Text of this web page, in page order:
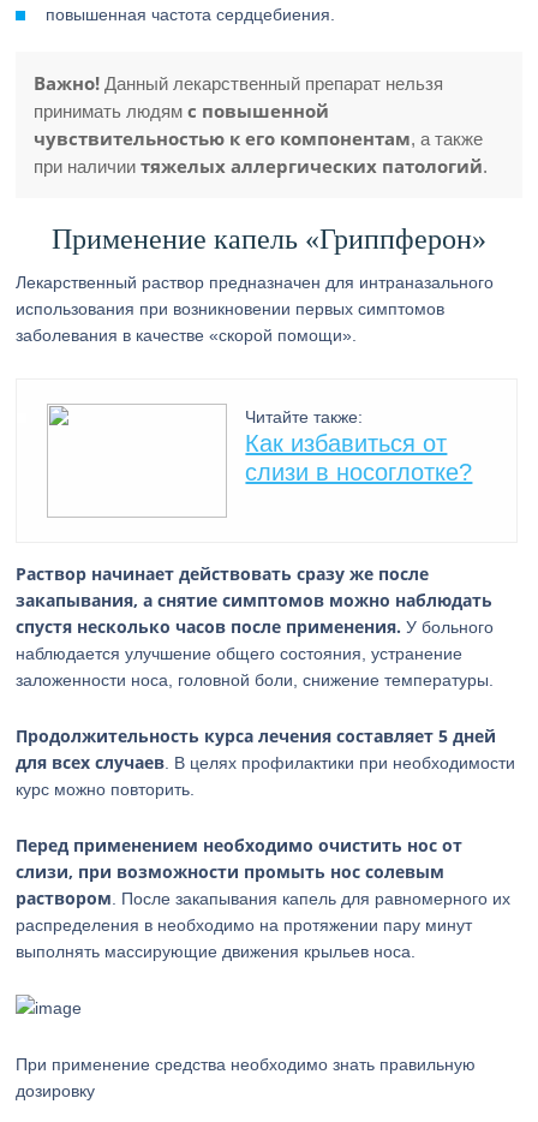
повышенная частота сердцебиения.
Важно! Данный лекарственный препарат нельзя
принимать людямс повышенной
чувствительностью к его компонентам, а также
при наличиитяжелых аллергических патологий.
Применение капель «Гриппферон»
Лекарственный раствор предназначен для интраназального
использования при возникновении первых симптомов
заболевания в качестве «скорой помощи».
Читайте также:
Как избавиться от
слизи в носоглотке?
Раствор начинает действовать сразу же после
закапывания, а снятие симптомов можно наблюдать
спустя несколько часов после применения. У больного
наблюдается улучшение общего состояния, устранение
заложенности носа, головной боли, снижение температуры.
Продолжительность курса лечения составляет 5 дней
для всех случаев . В целях профилактики при необходимости
курс можно повторить.
Перед применением необходимо очистить нос от
слизи, при возможности промыть нос солевым
раствором . После закапывания капель для равномерного их
распределения в необходимо на протяжении пару минут
выполнять массирующие движения крыльев носа.
При применение средства необходимо знать правильную
дозировку